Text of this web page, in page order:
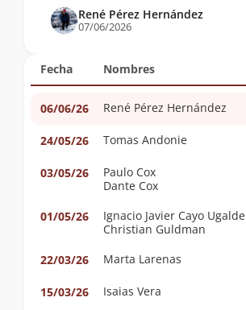
Fecha Nombres
06/06/26 René Pérez Hernández
24/05/26 Tomas Andonie
03/05/26
Paulo Cox
Dante Cox
01/05/26
Ignacio Javier Cayo Ugalde
Christian Guldman
22/03/26
Marta Larenas
15/03/26 Isaias Vera
René Pérez Hernández
07/06/2026